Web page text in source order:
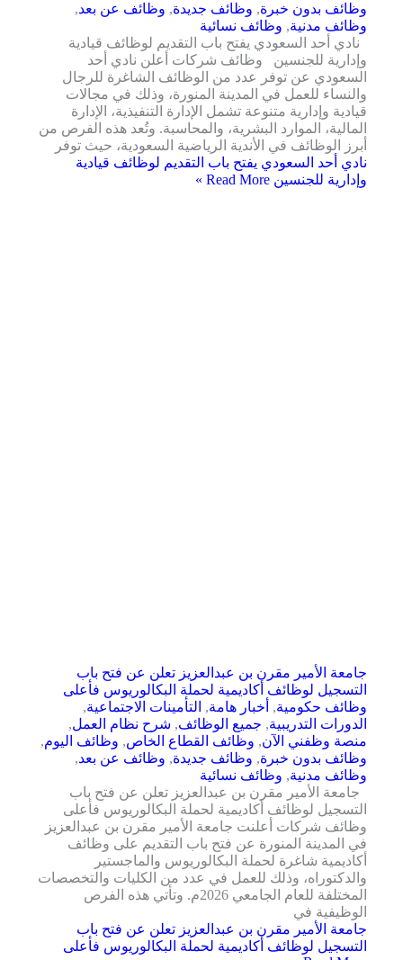
وظائف بدون خبرة, وظائف جديدة, وظائف عن بعد,
وظائف مدنية, وظائف نسائية
نادي أحد السعودي يفتح باب التقديم لوظائف قيادية
وإدارية للجنسين وظائف شركات أعلن نادي أحد
السعودي عن توفر عدد من الوظائف الشاغرة للرجال
والنساء للعمل في المدينة المنورة، وذلك في مجالات
قيادية وإدارية متنوعة تشمل الإدارة التنفيذية، الإدارة
المالية، الموارد البشرية، والمحاسبة. وتُعد هذه الفرص من
أبرز الوظائف في الأندية الرياضية السعودية، حيث توفر
نادي أحد السعودي يفتح باب التقديم لوظائف قيادية
وإدارية للجنسين
جامعة الأمير مقرن بن عبدالعزيز تعلن عن فتح باب
التسجيل لوظائف أكاديمية لحملة البكالوريوس فأعلى
وظائف حكومية, أخبار هامة, التأمينات الاجتماعية,
الدورات التدريبية, جميع الوظائف, شرح نظام العمل,
منصة وظفني الآن, وظائف القطاع الخاص, وظائف اليوم,
وظائف بدون خبرة, وظائف جديدة, وظائف عن بعد,
وظائف مدنية, وظائف نسائية
جامعة الأمير مقرن بن عبدالعزيز تعلن عن فتح باب
التسجيل لوظائف أكاديمية لحملة البكالوريوس فأعلى
وظائف شركات أعلنت جامعة الأمير مقرن بن عبدالعزيز
في المدينة المنورة عن فتح باب التقديم على وظائف
أكاديمية شاغرة لحملة البكالوريوس والماجستير
والدكتوراه، وذلك للعمل في عدد من الكليات والتخصصات
المختلفة للعام الجامعي 2026م. وتأتي هذه الفرص
الوظيفية في
جامعة الأمير مقرن بن عبدالعزيز تعلن عن فتح باب
التسجيل لوظائف أكاديمية لحملة البكالوريوس فأعلى